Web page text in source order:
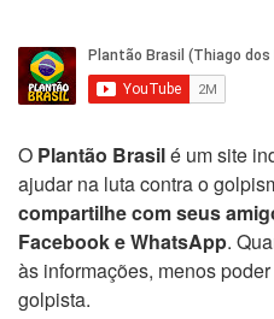
O Plantão Brasilé um site
ajudar na luta contra o
compartilhe com seus
Facebook e WhatsApp.
às informações, menos
golpista.